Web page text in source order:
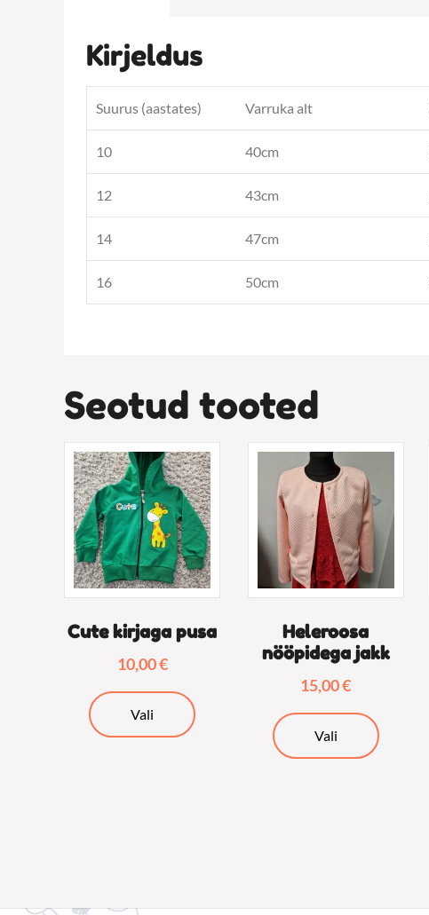
Kirjeldus
Suurus (aastates) Varruka alt
10 40cm
12 43cm
14 47cm
16 50cm
Seotud tooted
Cute kirjaga pusa
10,00€
Vali
tootel
Heleroosa
nööpidega jakk
15,00€
Vali
tootel